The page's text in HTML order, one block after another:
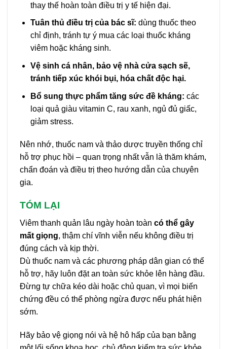
thay thế hoàn toàn điều trị y tế hiện đại.
Tuân thủ điều trị của bác sĩ: dùng thuốc theo
chỉ định, tránh tự ý mua các loại thuốc kháng
viêm hoặc kháng sinh.
Vệ sinh cá nhân, bảo vệ nhà cửa sạch sẽ,
tránh tiếp xúc khói bụi, hóa chất độc hại.
Bổ sung thực phẩm tăng sức đề kháng: các
loại quả giàu vitamin C, rau xanh, ngủ đủ giấc,
giảm stress.
Nên nhớ, thuốc nam và thảo dược truyền thống chỉ
hỗ trợ phục hồi – quan trọng nhất vẫn là thăm khám,
chẩn đoán và điều trị theo hướng dẫn của chuyên
gia.
TÓM LẠI
Viêm thanh quản lâu ngày hoàn toàn có thể gây
mất giọng, thậm chí vĩnh viễn nếu không điều trị
đúng cách và kịp thời.
Dù thuốc nam và các phương pháp dân gian có thể
hỗ trợ, hãy luôn đặt an toàn sức khỏe lên hàng đầu.
Đừng tự chữa kéo dài hoặc chủ quan, vì mọi biến
chứng đều có thể phòng ngừa được nếu phát hiện
sớm.
Hãy bảo vệ giọng nói và hệ hô hấp của bạn bằng